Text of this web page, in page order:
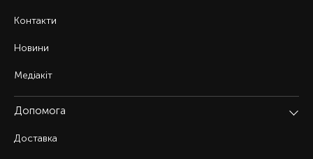
Контакти
Новини
Медіакіт
Допомога
Доставка